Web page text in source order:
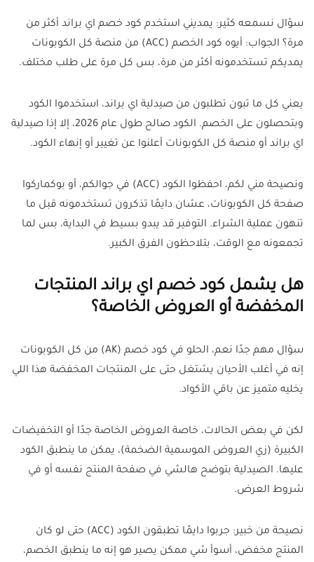
سؤال نسمعه كثير: يمديني استخدم كود خصم اي براند أكثر من
مرة؟ الجواب: أيوه كود الخصم (ACC) من منصة كل الكوبونات
يمديكم تستخدمونه أكثر من مرة، بس كل مرة على طلب مختلف.
يعني كل ما تبون تطلبون من صيدلية اي براند، استخدموا الكود
وبتحصلون على الخصم. الكود صالح طول عام 2026، إلا إذا صيدلية
اي براند أو منصة كل الكوبونات أعلنوا عن تغيير أو إنهاء الكود.
ونصيحة مني لكم، احفظوا الكود (ACC) في جوالكم، أو بوكماركوا
صفحة كل الكوبونات، عشان دايمًا تذكرون تستخدمونه قبل ما
تنهون عملية الشراء. التوفير قد يبدو بسيط في البداية، بس لما
تجمعونه مع الوقت، بتلاحظون الفرق الكبير.
هل يشمل كود خصم اي براند المنتجات
المخفضة أو العروض الخاصة؟
سؤال مهم جدًا نعم، الحلو في كود خصم (AK) من كل الكوبونات
إنه في أغلب الأحيان يشتغل حتى على المنتجات المخفضة هذا اللي
يخليه متميز عن باقي الأكواد.
لكن في بعض الحالات، خاصة العروض الخاصة جدًا أو التخفيضات
الكبيرة (زي العروض الموسمية الضخمة)، يمكن ما ينطبق الكود
عليها. الصيدلية بتوضح هالشي في صفحة المنتج نفسه أو في
شروط العرض.
نصيحة من خبير: جربوا دايمًا تطبقون الكود (ACC) حتى لو كان
المنتج مخفض، أسوأ شي ممكن يصير هو إنه ما ينطبق الخصم،